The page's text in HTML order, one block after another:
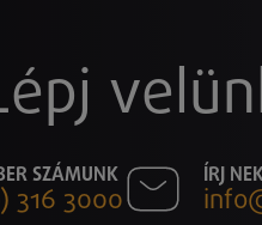
SZÁMUNK
316 3000
ÍRJ